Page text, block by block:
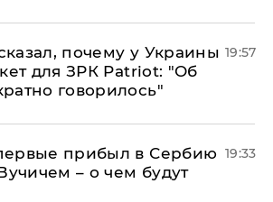
почему у Украины
для ЗРК Patriot: "Об
говорилось"
19:57
прибыл в Сербию
– о чем будут
19:33